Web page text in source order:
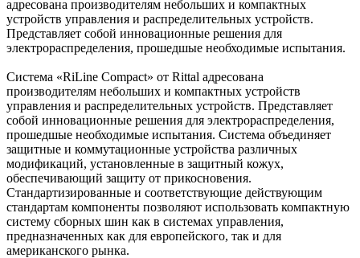
адресована производителям небольших и компактных
устройств управления и распределительных устройств.
Представляет собой инновационные решения для
электрораспределения, прошедшые необходимые испытания.
Система «RiLine Compact» от Rittal адресована
производителям небольших и компактных устройств
управления и распределительных устройств. Представляет
собой инновационные решения для электрораспределения,
прошедшые необходимые испытания. Система объединяет
защитные и коммутационные устройства различных
модификаций, установленные в защитный кожух,
обеспечивающий защиту от прикосновения.
Стандартизированные и соответствующие действующим
стандартам компоненты позволяют использовать компактную
систему сборных шин как в системах управления,
предназначенных как для европейского, так и для
американского рынка.